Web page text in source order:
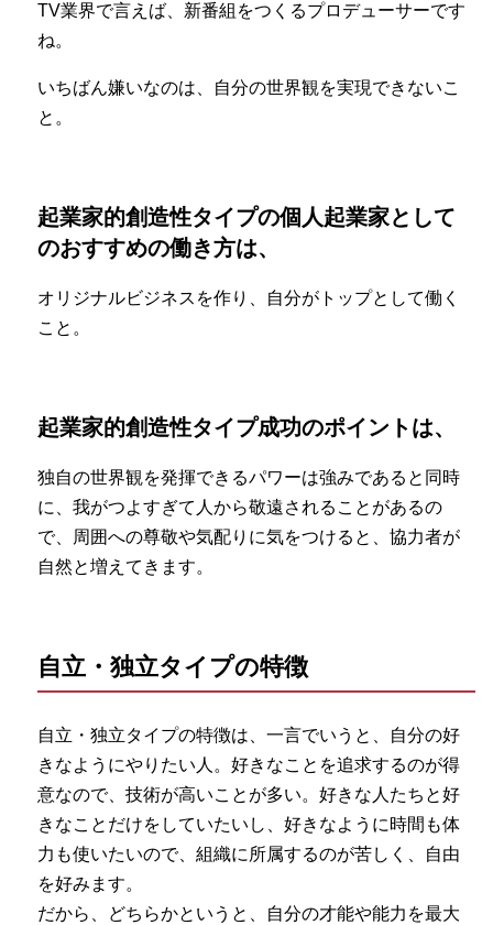
TV業界で言えば、新番組をつくるプロデューサーです
ね。
いちばん嫌いなのは、自分の世界観を実現できないこ
と。
起業家的創造性タイプの個人起業家として
のおすすめの働き方は、
オリジナルビジネスを作り、自分がトップとして働く
こと。
起業家的創造性タイプ成功のポイントは、
独自の世界観を発揮できるパワーは強みであると同時
に、我がつよすぎて人から敬遠されることがあるの
で、周囲への尊敬や気配りに気をつけると、協力者が
自然と増えてきます。
自立・独立タイプの特徴
自立・独立タイプの特徴は、一言でいうと、自分の好
きなようにやりたい人。好きなことを追求するのが得
意なので、技術が高いことが多い。好きな人たちと好
きなことだけをしていたいし、好きなように時間も体
力も使いたいので、組織に所属するのが苦しく、自由
を好みます。
だから、どちらかというと、自分の才能や能力を最大